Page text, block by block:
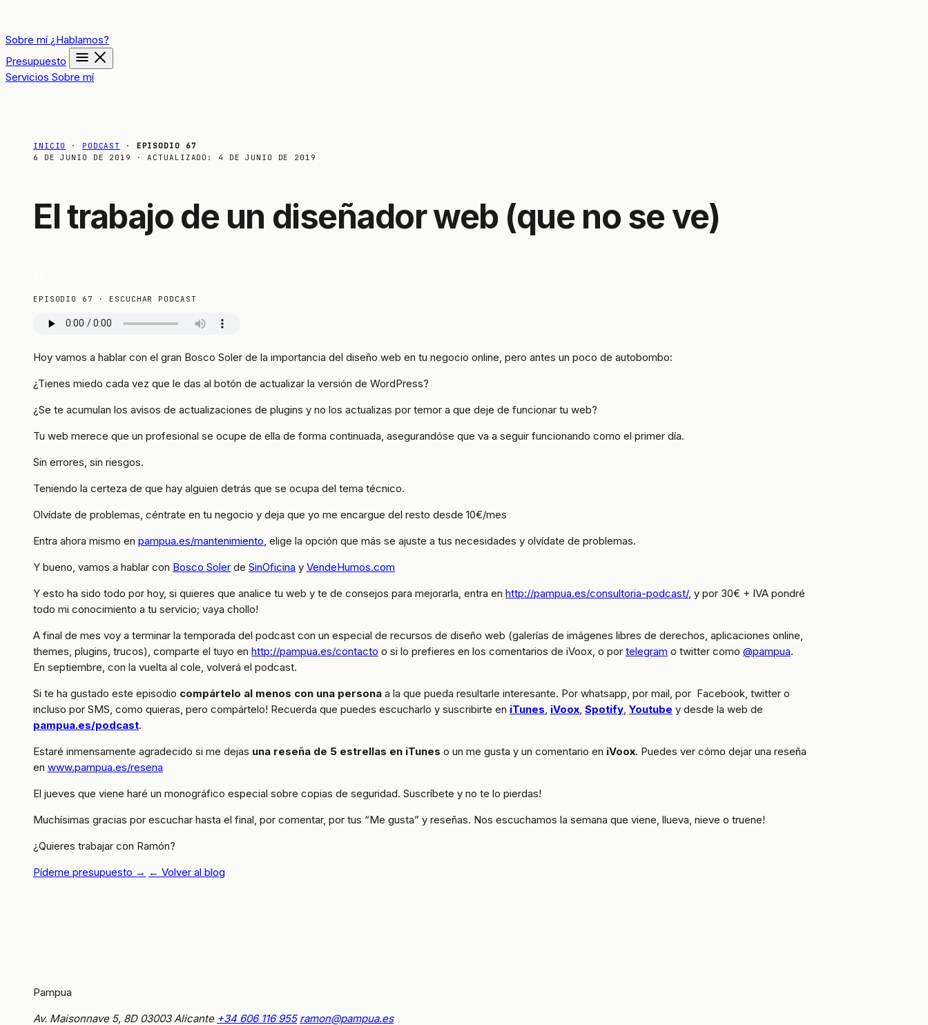
Sobre mí ¿Hablamos?
Presupuesto
Servicios Sobre mí
INICIO · PODCAST · EPISODIO 67
6 DE JUNIO DE 2019
· ACTUALIZADO: 4 DE JUNIO DE 2019
El trabajo de un diseñador web (que no se ve)
EPISODIO 67 · ESCUCHAR PODCAST
Hoy vamos a hablar con el gran Bosco Soler de la importancia del diseño web en tu negocio online, pero antes un poco de autobombo:
¿Tienes miedo cada vez que le das al botón de actualizar la versión de WordPress?
¿Se te acumulan los avisos de actualizaciones de plugins y no los actualizas por temor a que deje de funcionar tu web?
Tu web merece que un profesional se ocupe de ella de forma continuada, asegurandóse que va a seguir funcionando como el primer día.
Sin errores, sin riesgos.
Teniendo la certeza de que hay alguien detrás que se ocupa del tema técnico.
Olvídate de problemas, céntrate en tu negocio y deja que yo me encargue del resto desde 10€/mes
Entra ahora mismo en pampua.es/mantenimiento , elige la opción que más se ajuste a tus necesidades y olvídate de problemas.
Y bueno, vamos a hablar con Bosco Soler de SinOficina y VendeHumos.com
Y esto ha sido todo por hoy, si quieres que analice tu web y te de consejos para mejorarla, entra en http://pampua.es/consultoria-podcast/, y por 30€ + IVA pondré
todo mi conocimiento a tu servicio; vaya chollo!
A final de mes voy a terminar la temporada del podcast con un especial de recursos de diseño web (galerías de imágenes libres de derechos, aplicaciones online,
themes, plugins, trucos), comparte el tuyo en http://pampua.es/contacto o si lo prefieres en los comentarios de iVoox, o por telegram o twitter como @pampua.
En septiembre, con la vuelta al cole, volverá el podcast.
Si te ha gustado este episodio compártelo al menos con una persona a la que pueda resultarle interesante. Por whatsapp, por mail, por Facebook, twitter o
incluso por SMS, como quieras, pero compártelo! Recuerda que puedes escucharlo y suscribirte en iTunes iVoox Spotify Youtube y desde la web de
pampua.es/podcast.
Estaré inmensamente agradecido si me dejas una reseña de 5 estrellas en iTunes o un me gusta y un comentario en iVoox. Puedes ver cómo dejar una reseña
en www.pampua.es/resena
El jueves que viene haré un monográfico especial sobre copias de seguridad. Suscríbete y no te lo pierdas!
Muchísimas gracias por escuchar hasta el final, por comentar, por tus “Me gusta” y reseñas. Nos escuchamos la semana que viene, llueva, nieve o truene!
¿Quieres trabajar con Ramón?
Pídeme presupuesto → ← Volver al blog
Pampua
Av. Maisonnave 5, 8D 03003 Alicante +34 606 116 955 ramon@pampua.es